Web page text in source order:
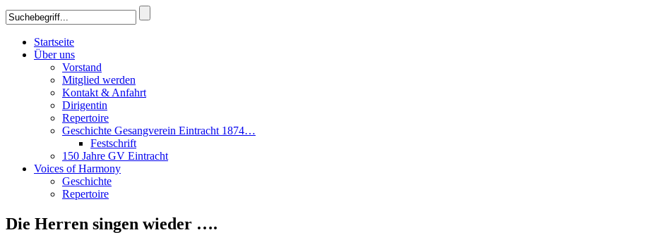
Startseite
Über uns
Vorstand
Mitglied werden
Kontakt & Anfahrt
Dirigentin
Repertoire
Geschichte Gesangverein Eintracht 1874…
Festschrift
150 Jahre GV Eintracht
Voices of Harmony
Geschichte
Repertoire
Die Herren singen wieder ….